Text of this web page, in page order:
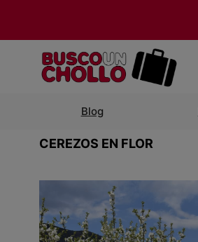
Blog
CEREZOS EN FLOR